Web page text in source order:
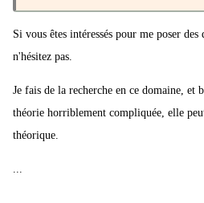
Si vous êtes intéressés pour me poser
n'hésitez pas.
Je fais de la recherche en ce domaine, et
théorie horriblement compliquée, elle
théorique.
...